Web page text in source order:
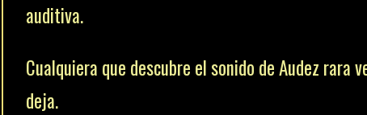
auditiva.
Cualquiera que descubre el sonido de Audez rara
deja.